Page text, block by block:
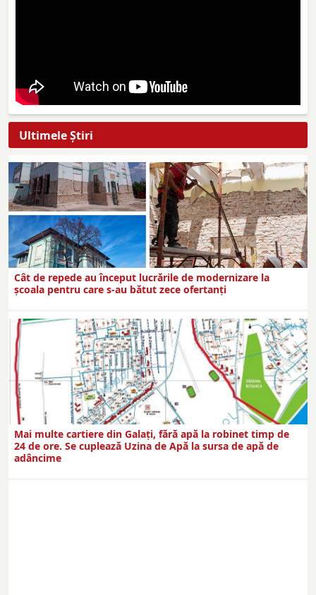
Ultimele Ştiri
Cât de repede au început lucrările de modernizare la
şcoala pentru care s-au bătut zece ofertanţi
Mai multe cartiere din Galați, fără apă la robinet timp de
24 de ore. Se cuplează Uzina de Apă la sursa de apă de
adâncime